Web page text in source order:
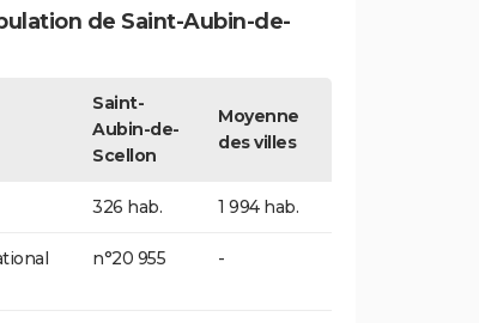
de Saint-Aubin-de-
Saint-
Aubin-de-
Scellon
Moyenne
des villes
326 hab. 1 994 hab.
n°20 955 -